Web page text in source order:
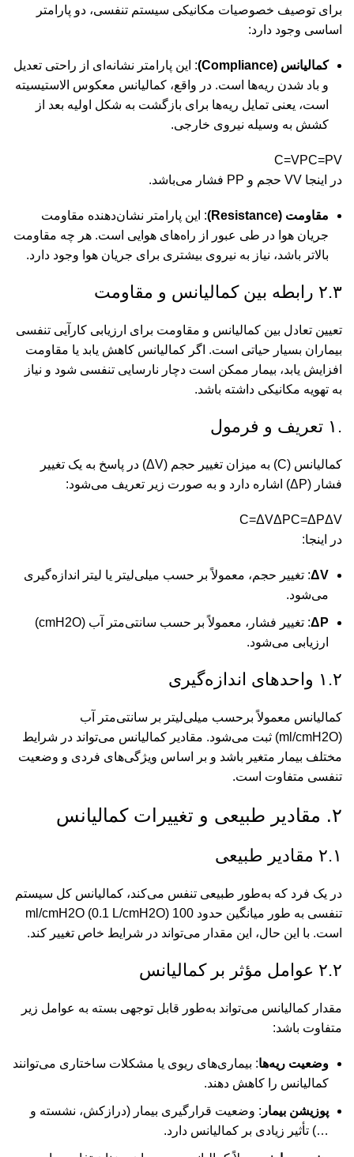
برای توصیف خصوصیات مکانیکی سیستم تنفسی، دو پارامتر
اساسی وجود دارد:
کمالیانس (Compliance)
: این پارامتر نشانه‌ای از راحتی تعدیل
و باد شدن ریه‌ها است. در واقع، کمالیانس معکوس الاستیسیته
است، یعنی تمایل ریه‌ها برای بازگشت به شکل اولیه بعد از
کشش به وسیله نیروی خارجی.
C=VPC=PV
در اینجا
VV حجم و PP فشار می‌باشد.
مقاومت (Resistance)
: این پارامتر نشان‌دهنده مقاومت
جریان هوا در طی عبور از راه‌های هوایی است. هر چه مقاومت
بالاتر باشد، نیاز به نیروی بیشتری برای جریان هوا وجود دارد.
۲.۳ رابطه بین کمالیانس و مقاومت
تعیین تعادل بین کمالیانس و مقاومت برای ارزیابی کارآیی تنفسی
بیماران بسیار حیاتی است. اگر کمالیانس کاهش یابد یا مقاومت
افزایش یابد، بیمار ممکن است دچار نارسایی تنفسی شود و نیاز
به تهویه مکانیکی داشته باشد.
.۱ تعریف و فرمول
کمالیانس (C) به میزان تغییر حجم (ΔV) در پاسخ به یک تغییر
فشار (ΔP) اشاره دارد و به صورت زیر تعریف می‌شود:
C=ΔVΔPC=ΔPΔV
در اینجا:
ΔV: تغییر حجم، معمولاً بر حسب میلی‌لیتر یا لیتر اندازه‌گیری
می‌شود.
ΔP
: تغییر فشار، معمولاً بر حسب سانتی‌متر آب (cmH2O)
ارزیابی می‌شود.
۱.۲ واحدهای اندازه‌گیری
کمالیانس معمولاً برحسب میلی‌لیتر بر سانتی‌متر آب
(ml/cmH2O) ثبت می‌شود. مقادیر کمالیانس می‌تواند در شرایط
مختلف بیمار متغیر باشد و بر اساس ویژگی‌های فردی و وضعیت
تنفسی متفاوت است.
۲. مقادیر طبیعی و تغییرات کمالیانس
۲.۱ مقادیر طبیعی
در یک فرد که به‌طور طبیعی تنفس می‌کند، کمالیانس کل سیستم
تنفسی به طور میانگین حدود 100 ml/cmH2O (0.1 L/cmH2O)
است. با این حال، این مقدار می‌تواند در شرایط خاص تغییر کند.
۲.۲ عوامل مؤثر بر کمالیانس
مقدار کمالیانس می‌تواند به‌طور قابل توجهی بسته به عوامل زیر
متفاوت باشد:
وضعیت ریه‌ها: بیماری‌های ریوی یا مشکلات ساختاری می‌توانند
کمالیانس را کاهش دهند.
پوزیشن بیمار : وضعیت قرارگیری بیمار (درازکش، نشسته و
…) تأثیر زیادی بر کمالیانس دارد.